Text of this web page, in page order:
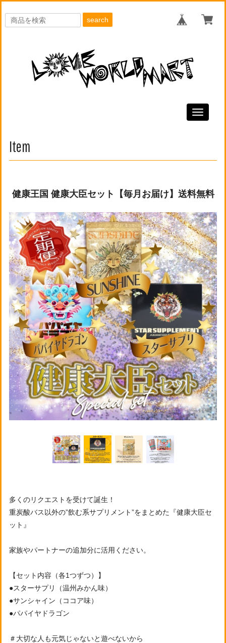
search
Toggle
Item
健康王国 健康大臣セット【毎月お届け】送料無料
多くのリクエストを受けて誕生！
重炭酸バス以外の”飲む系サプリメント”をまとめた『健康大臣セ
ット』
家族やパートナーの追加分に活用ください。
【セット内容（各1つずつ）】
●スターサプリ（温州みかん味）
●サンシャイン（ココア味）
●パパイヤドラゴン
＃大切な人も元気じゃないと遊べないから